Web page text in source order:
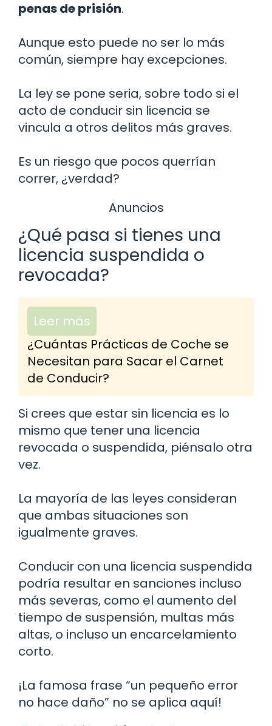
penas de prisión.
Aunque esto puede no ser lo más
común, siempre hay excepciones.
La ley se pone seria, sobre todo si el
acto de conducir sin licencia se
vincula a otros delitos más graves.
Es un riesgo que pocos querrían
correr, ¿verdad?
Anuncios
¿Qué pasa si tienes una
licencia suspendida o
revocada?
Leer más
¿Cuántas Prácticas de Coche se
Necesitan para Sacar el Carnet
de Conducir?
Si crees que estar sin licencia es lo
mismo que tener una licencia
revocada o suspendida, piénsalo otra
vez.
La mayoría de las leyes consideran
que ambas situaciones son
igualmente graves.
Conducir con una licencia suspendida
podría resultar en sanciones incluso
más severas, como el aumento del
tiempo de suspensión, multas más
altas, o incluso un encarcelamiento
corto.
¡La famosa frase “un pequeño error
no hace daño” no se aplica aquí!